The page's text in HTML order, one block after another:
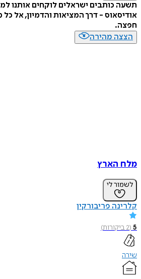
תשעה כותבים ישראלים לוקחים אותנו
אודיסאוס - דרך המציאות והדמיון, אל
חפצה.
הצצה מהירה
מלח הארץ
לשמור לי
קלרינה פריבורקין
5
(
2ביקורות)
שירה